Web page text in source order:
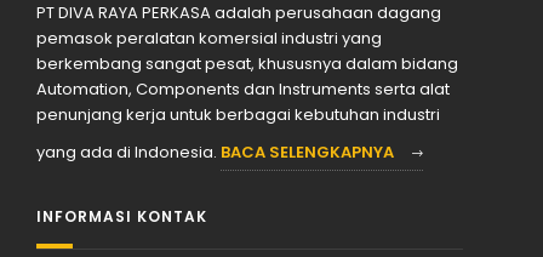
PT DIVA RAYA PERKASA adalah perusahaan dagang
pemasok peralatan komersial industri yang
berkembang sangat pesat, khususnya dalam bidang
Automation, Components dan Instruments serta alat
penunjang kerja untuk berbagai kebutuhan industri
yang ada di Indonesia. BACA SELENGKAPNYA
INFORMASI KONTAK